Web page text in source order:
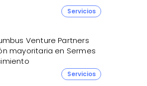
Servicios
Venture Partners
mayoritaria en Sermes
Servicios